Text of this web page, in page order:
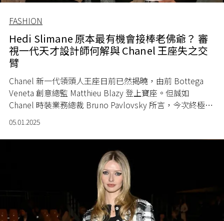
FASHION
Hedi Slimane 原本最有機會接棒老佛爺？ 審
視一代天才設計師何解與 Chanel 王座失之交
臂
Chanel 新一代領頭人王座日前已然揭曉，由前 Bottega
Veneta 創意總監 Matthieu Blazy 登上寶座。但誠如
Chanel 時裝業務總裁 Bruno Pavlovsky 所言，今次終極遴
選名單總共有三人，Matthieu Blazy 只是其中一位，那麼
另外兩位又是誰？雖然 Chanel 官方從未透露另外兩位的身
份，但依據坊間傳聞及歷史往蹟，其中一位是法國設計師
Hedi Slimane 的可能性極高。然而，這位天才設計師又因
為甚麼原因，最後與 Chanel 失之交臂？
05.01.2025